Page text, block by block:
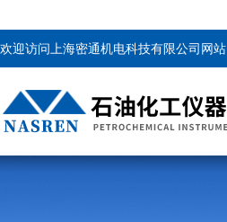
欢迎访问上海密通机电科技有限公司网站